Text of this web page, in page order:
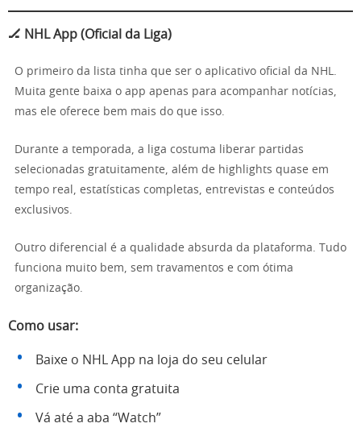
🏒 NHL App (Oficial da Liga)
O primeiro da lista tinha que ser o aplicativo oficial da NHL.
Muita gente baixa o app apenas para acompanhar notícias,
mas ele oferece bem mais do que isso.
Durante a temporada, a liga costuma liberar partidas
selecionadas gratuitamente, além de highlights quase em
tempo real, estatísticas completas, entrevistas e conteúdos
exclusivos.
Outro diferencial é a qualidade absurda da plataforma. Tudo
funciona muito bem, sem travamentos e com ótima
organização.
Como usar:
Baixe o NHL App na loja do seu celular
Crie uma conta gratuita
Vá até a aba “Watch”